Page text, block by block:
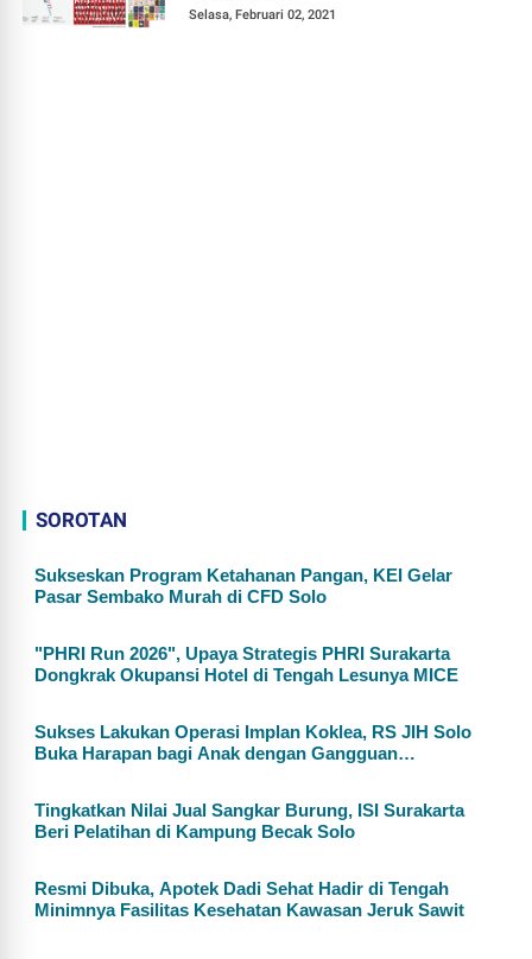
Selasa, Februari 02, 2021
SOROTAN
Sukseskan Program Ketahanan Pangan, KEI Gelar
Pasar Sembako Murah di CFD Solo
"PHRI Run 2026", Upaya Strategis PHRI Surakarta
Dongkrak Okupansi Hotel di Tengah Lesunya MICE
Sukses Lakukan Operasi Implan Koklea, RS JIH Solo
Buka Harapan bagi Anak dengan Gangguan
Tingkatkan Nilai Jual Sangkar Burung, ISI Surakarta
Beri Pelatihan di Kampung Becak Solo
Resmi Dibuka, Apotek Dadi Sehat Hadir di Tengah
Minimnya Fasilitas Kesehatan Kawasan Jeruk Sawit